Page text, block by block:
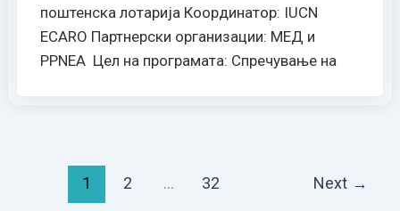
поштенска лотарија Координатор: IUCN
ECARO Партнерски организации: МЕД и
PPNEA Цел на програмата: Спречување на
1 2 … 32 Next →